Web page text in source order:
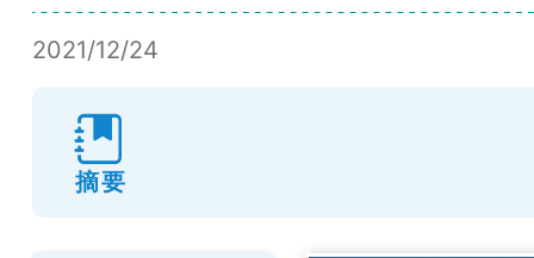
2021/12/24
摘要